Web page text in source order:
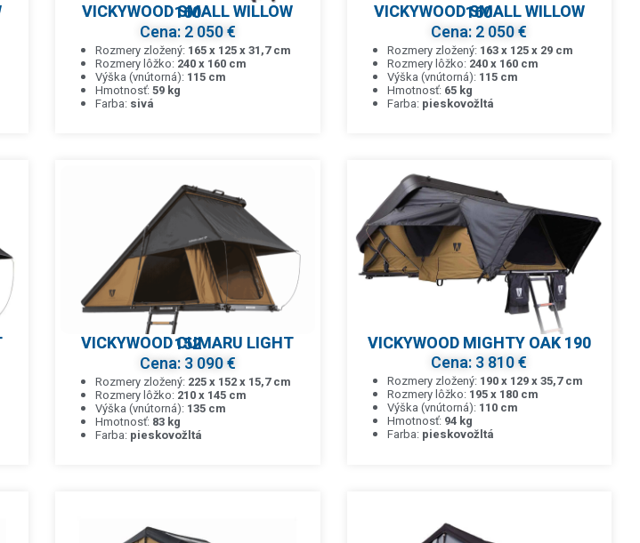
VICKYWOOD SMALL WILLOW 160
Cena: 2 050 €
Rozmery zložený: 165 x 125 x 31,7 cm
Rozmery lôžko: 240 x 160 cm
Výška (vnútorná): 115 cm
Hmotnosť:59 kg
Farba: sivá
VICKYWOOD SMALL WILLOW 160
Cena: 2 050 €
Rozmery zložený: 163 x 125 x 29 cm
Rozmery lôžko: 240 x 160 cm
Výška (vnútorná): 115 cm
Hmotnosť: 65 kg
Farba: pieskovožltá
VICKYWOOD CUMARU LIGHT 152
Cena: 3 090 €
Rozmery zložený: 225 x 152 x 15,7 cm
Rozmery lôžko: 210 x 145 cm
Výška (vnútorná): 135 cm
Hmotnosť: 83 kg
Farba: pieskovožltá
VICKYWOOD MIGHTY OAK 190
Cena: 3 810 €
Rozmery zložený: 190 x 129 x 35,7 cm
Rozmery lôžko: 195 x 180 cm
Výška (vnútorná): 110 cm
Hmotnosť: 94 kg
Farba: pieskovožltá